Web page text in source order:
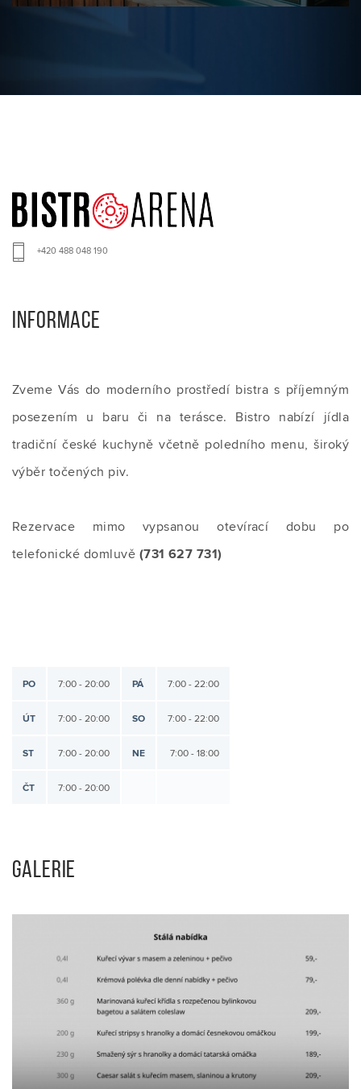
+420 488 048 190
INFORMACE
Zveme Vás do moderního prostředí bistra s příjemným
posezením u baru či na terásce. Bistro nabízí jídla
tradiční české kuchyně včetně poledního menu, široký
výběr točených piv.
Rezervace mimo vypsanou otevírací dobu po
telefonické domluvě (731 627 731)
PO 7:00 - 20:00 PÁ 7:00 - 22:00
ÚT 7:00 - 20:00 SO 7:00 - 22:00
ST 7:00 - 20:00 NE 7:00 - 18:00
ČT 7:00 - 20:00
GALERIE